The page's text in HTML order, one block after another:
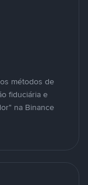
métodos de
fiduciária e
na Binance